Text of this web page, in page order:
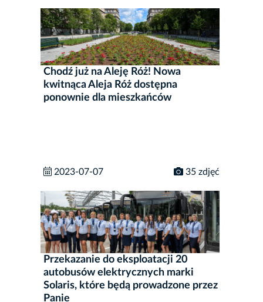
Chodź już na Aleję Róż! Nowa
kwitnąca Aleja Róż dostępna
ponownie dla mieszkańców
2023-07-07 35 zdjęć
Przekazanie do eksploatacji 20
autobusów elektrycznych marki
Solaris, które będą prowadzone przez
Panie